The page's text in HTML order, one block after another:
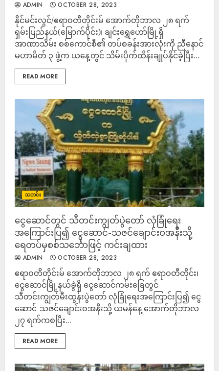
ADMIN OCTOBER 28, 2023
နိုင်မင်းလွင်/ဧရာဝတီတိုင်းမ် အောက်တိုဘာလ ၂၈ ရက်
ရှမ်းပြည်နယ်(မြောက်ပိုင်း)၊ ချင်းရွှေဟော်မြို့ရှိ
အာဏာသိမ်း စစ်ကောင်စီ၏ တပ်စခန်းအားလုံးကို ညီနောင်
မဟာမိတ် ၃ ဖွဲ့က ယနေ့တွင် သိမ်းပိုက်ထိန်းချုပ်နိုင်ခဲ့ပြီး...
READ MORE
သတင်း
ငွေဆောင်တွင် သီတင်းကျွတ်ပွဲတော် လုံခြုံရေး
အကြောင်းပြ၍ ငွေဆောင်-သဇင်ချောင်းဝအနီးသို့
ရေတပ်မှစစ်သင်္ဘောဖြင့် ကင်းချထား
ADMIN OCTOBER 28, 2023
ဧရာဝတိတိုင်းမ် အောက်တိုဘာလ ၂၈ ရက် ဧရာဝတီတိုင်း၊
ငွေဆောင်မြို့နယ်ခွဲရှိ ငွေဆောင်ကမ်းခြေတွင်
သီတင်းကျွတ်မီးထွန်းပွဲတော် လုံခြုံရေးအကြောင်းပြ၍ ငွေ
ဆောင်-သဇင်ချောင်းဝအနီးသို့ ယမန်နေ့ အောက်တိုဘာလ
၂၇ ရက်ကစပြီး...
READ MORE